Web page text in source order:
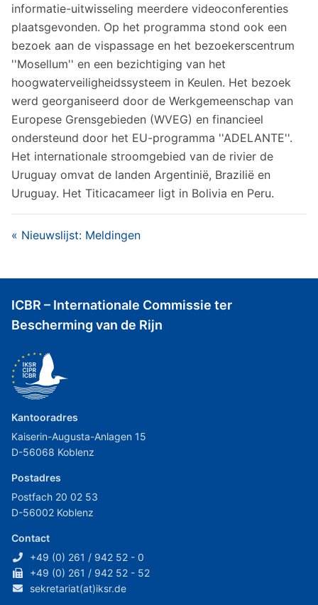
informatie-uitwisseling meerdere videoconferenties
plaatsgevonden. Op het programma stond ook een
bezoek aan de vispassage en het bezoekerscentrum
''Mosellum'' en een bezichtiging van het
hoogwaterveiligheidssysteem in Keulen. Het bezoek
werd georganiseerd door de Werkgemeenschap van
Europese Grensgebieden (WVEG) en financieel
ondersteund door het EU-programma ''ADELANTE''.
Het internationale stroomgebied van de rivier de
Uruguay omvat de landen Argentinië, Brazilië en
Uruguay. Het Titicacameer ligt in Bolivia en Peru.
« Nieuwslijst: Meldingen
ICBR – Internationale Commissie ter
Bescherming van de Rijn
Kantooradres
Kaiserin-Augusta-Anlagen 15
D-56068 Koblenz
Postadres
Postfach 20 02 53
D-56002 Koblenz
Contact
+49 (0) 261 / 942 52 - 0
+49 (0) 261 / 942 52 - 52
sekretariat(at)iksr.de